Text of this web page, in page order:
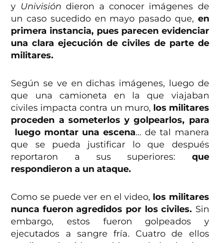
y Univisióndieron a conocer imágenes de
un caso sucedido en mayo pasado que, en
primera instancia, pues parecen evidenciar
una clara ejecución de civiles de parte de
militares.
Según se ve en dichas imágenes, luego de
que una camioneta en la que viajaban
civiles impacta contra un muro, los militares
proceden a someterlos y golpearlos, para
luego montar una escena… de tal manera
que se pueda justificar lo que después
reportaron a sus superiores: que
respondieron a un ataque.
Como se puede ver en el video, los militares
nunca fueron agredidos por los civiles. Sin
embargo, estos fueron golpeados y
ejecutados a sangre fría. Cuatro de ellos